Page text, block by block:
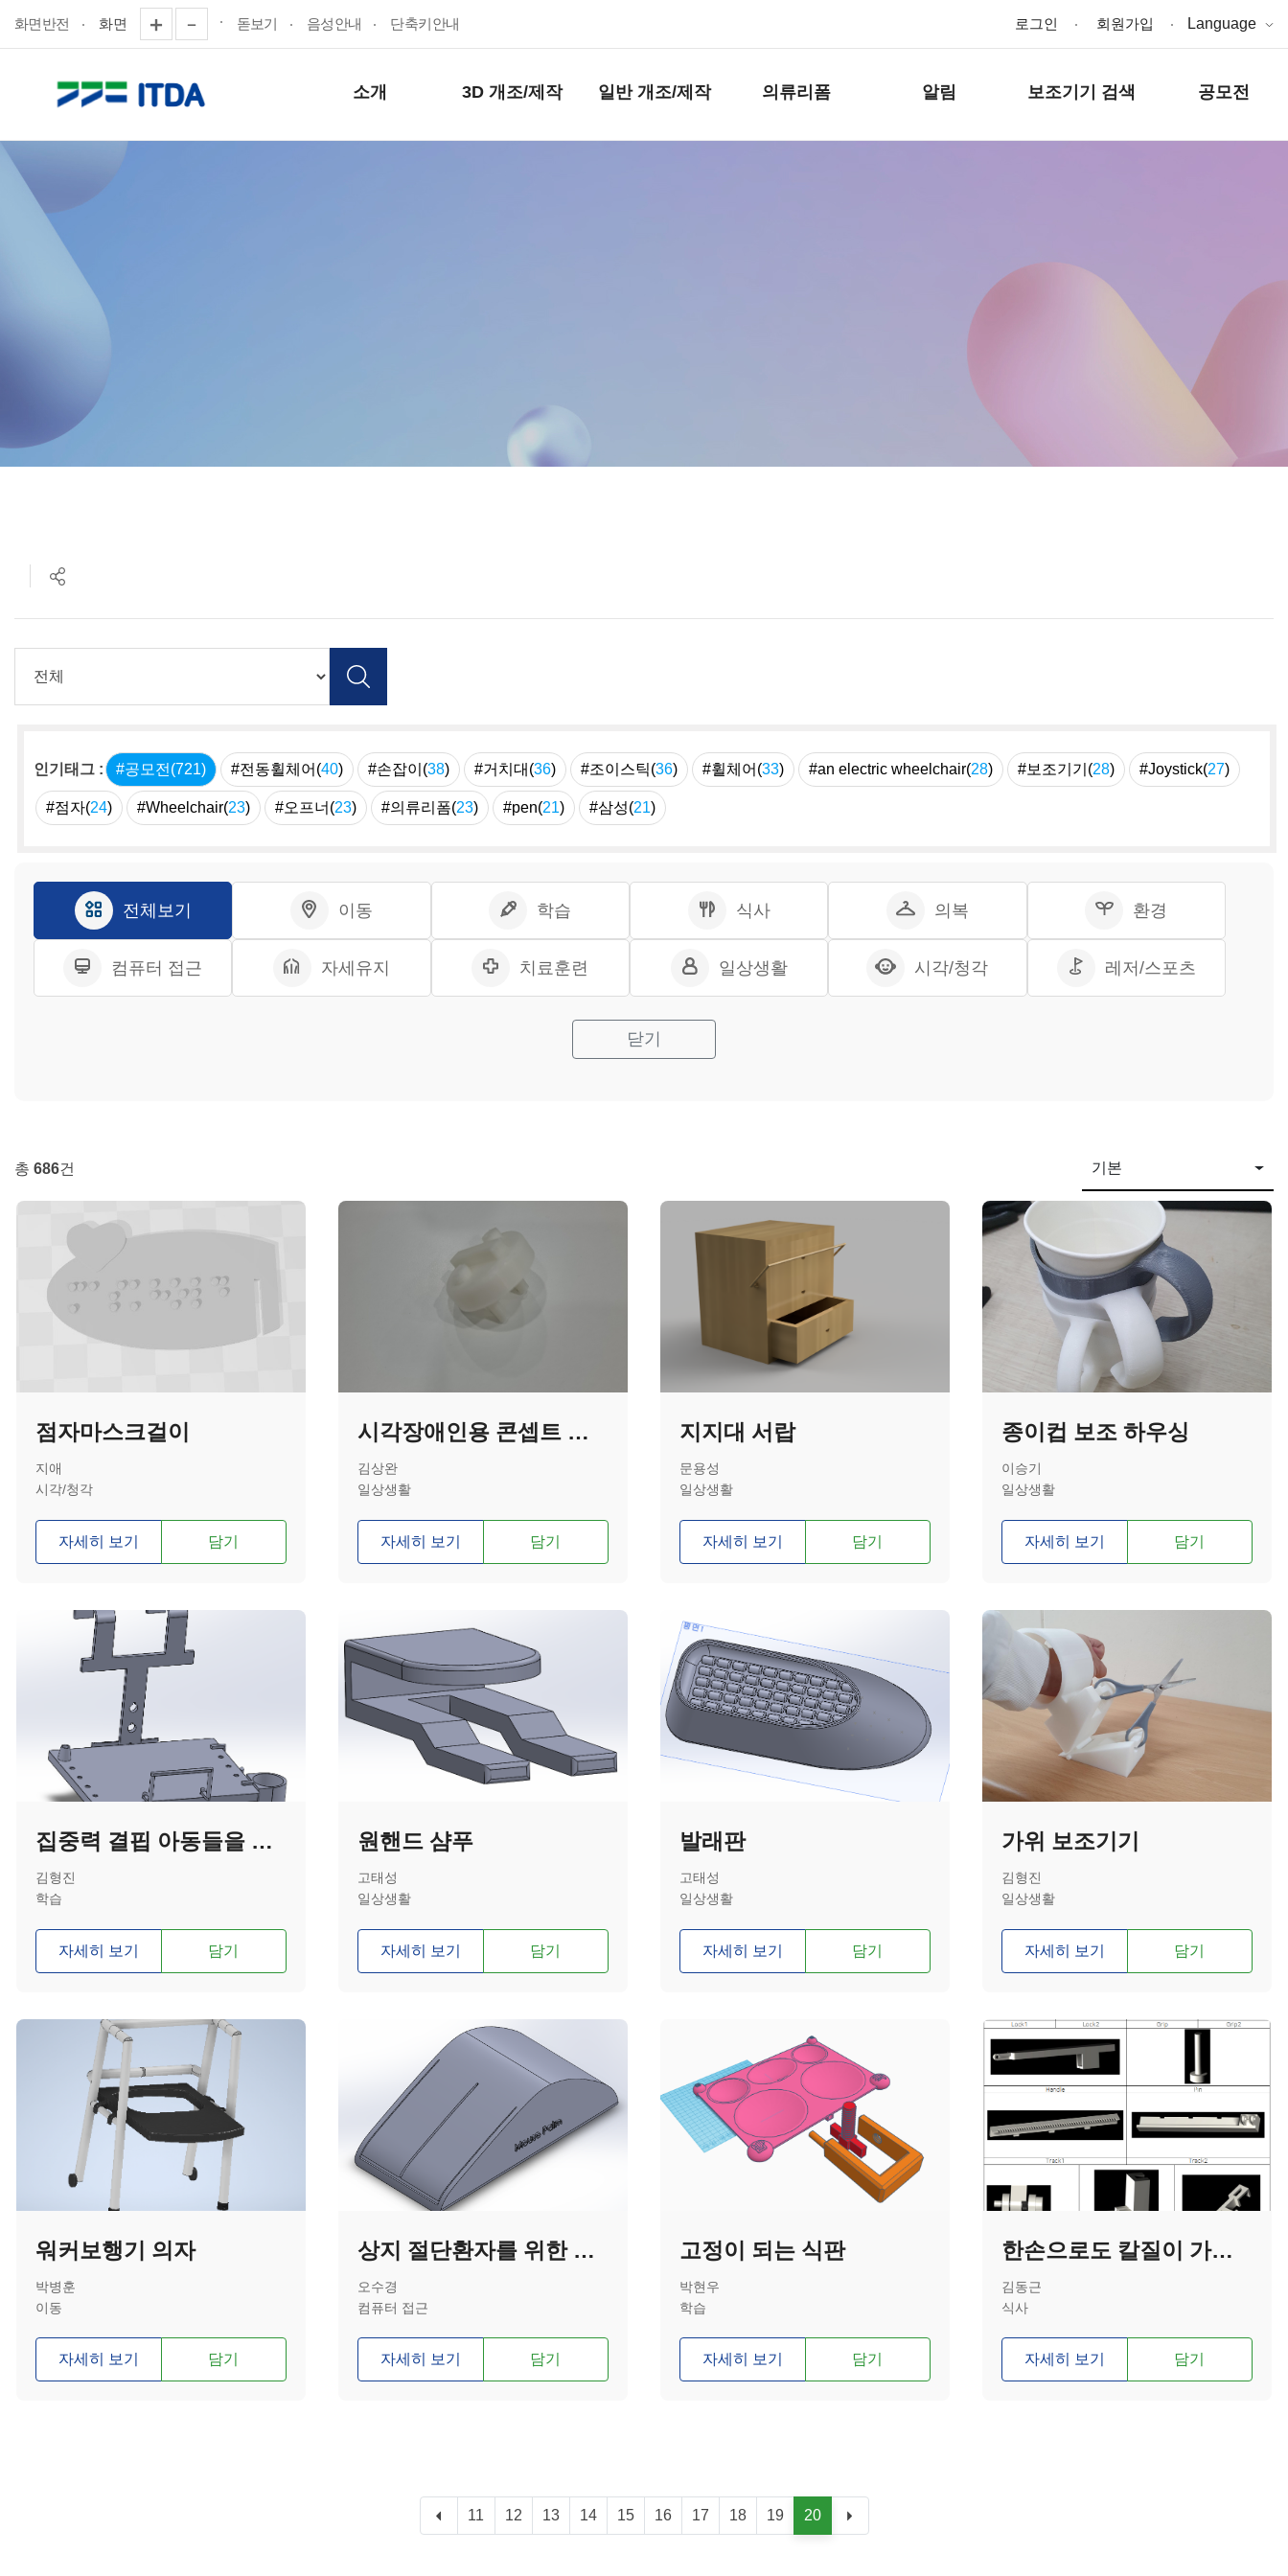
화면반전 화면 돋보기 음성안내 단축키안내 로그인 회원가입 Language
소개 3D 개조/제작 일반 개조/제작 의류리폼 알림 보조기기 검색 공모전
인기태그 : #공모전(721) #전동휠체어(40) #손잡이(38) #거치대(36) #조이스틱(36) #휠체어(33) #an electric wheelchair(28) #보조기기(28) #Joystick(27)
#점자(24) #Wheelchair(23) #오프너(23) #의류리폼(23) #pen(21) #삼성(21)
전체보기 이동 학습 식사 의복 환경
컴퓨터 접근 자세유지 치료훈련 일상생활 시각/청각 레저/스포츠
닫기
총 686건 기본
점자마스크걸이
지애
시각/청각
자세히 보기 담기
시각장애인용 콘셉트 마개
김상완
일상생활
자세히 보기 담기
지지대 서랍
문용성
일상생활
자세히 보기 담기
종이컵 보조 하우싱
이승기
일상생활
자세히 보기 담기
집중력 결핍 아동들을 위한 이동형 책상
김형진
학습
자세히 보기 담기
원핸드 샴푸
고태성
일상생활
자세히 보기 담기
발래판
고태성
일상생활
자세히 보기 담기
가위 보조기기
김형진
일상생활
자세히 보기 담기
워커보행기 의자
박병훈
이동
자세히 보기 담기
상지 절단환자를 위한 마우스 'Mouse Plam'
오수경
컴퓨터 접근
자세히 보기 담기
고정이 되는 식판
박현우
학습
자세히 보기 담기
한손으로도 칼질이 가능한 도마 부착 칼 보조 기구
김동근
식사
자세히 보기 담기
11 12 13 14 15 16 17 18 19 20